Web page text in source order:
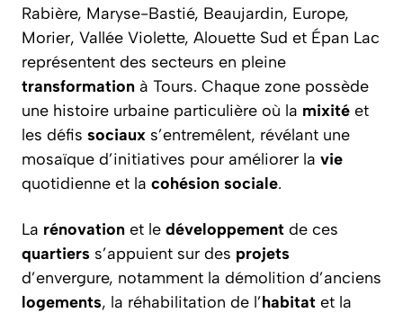
Rabière, Maryse-Bastié, Beaujardin, Europe,
Morier, Vallée Violette, Alouette Sud et Épan Lac
représentent des secteurs en pleine
transformation à Tours. Chaque zone possède
une histoire urbaine particulière où la mixité et
les défis sociaux s’entremêlent, révélant une
mosaïque d’initiatives pour améliorer la vie
quotidienne et la cohésion sociale.
La rénovation et le développement de ces
quartiers s’appuient sur des projets
d’envergure, notamment la démolition d’anciens
logements, la réhabilitation de l’habitat et la